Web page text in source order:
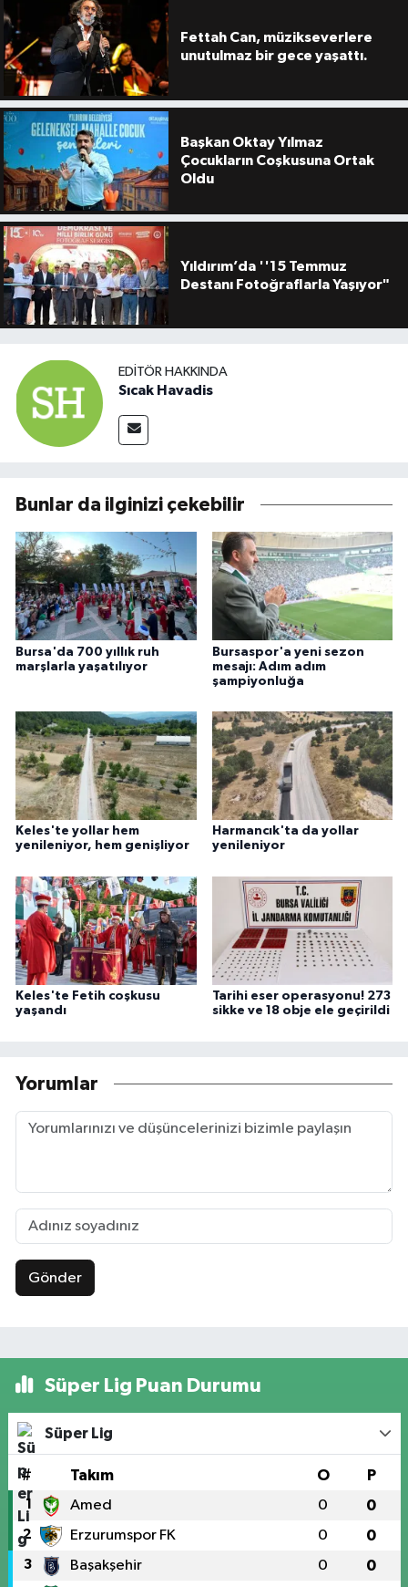
Fettah Can, müzikseverlere
unutulmaz bir gece yaşattı.
Başkan Oktay Yılmaz
Çocukların Coşkusuna Ortak
Oldu
Yıldırım’da ''15 Temmuz
Destanı Fotoğraflarla Yaşıyor"
EDITÖR HAKKINDA
Sıcak Havadis
Bunlar da ilginizi çekebilir
Bursa'da 700 yıllık ruh
marşlarla yaşatılıyor
Bursaspor'a yeni sezon
mesajı: Adım adım
şampiyonluğa
Keles'te yollar hem
yenileniyor, hem genişliyor
Harmancık'ta da yollar
yenileniyor
Keles'te Fetih coşkusu
yaşandı
Tarihi eser operasyonu! 273
sikke ve 18 obje ele geçirildi
Yorumlar
Gönder
Süper Lig Puan Durumu
Süper Lig
# Takım O P
1 Amed 0 0
2 Erzurumspor FK 0 0
3 Başakşehir 0 0